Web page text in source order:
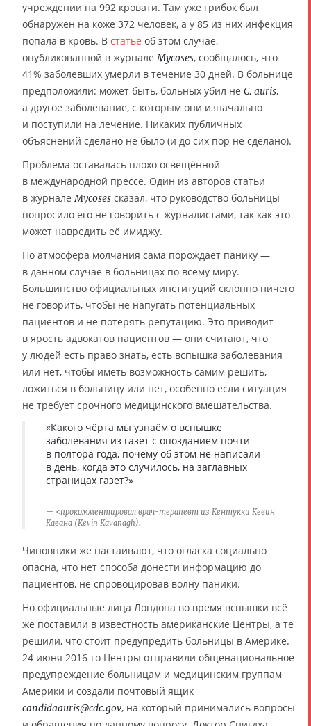
учреждении на 992 кровати. Там уже грибок был
обнаружен на коже 372 человек, а у 85 из них инфекция
попала в кровь. В статье об этом случае,
опубликованной в журналеMycoses, сообщалось, что
41% заболевших умерли в течение 30 дней. В больнице
предположили: может быть, больных убил не C. auris,
а другое заболевание, с которым они изначально
и поступили на лечение. Никаких публичных
объяснений сделано не было (и до сих пор не сделано).
Проблема оставалась плохо освещённой
в международной прессе. Один из авторов статьи
в журналеMycoses сказал, что руководство больницы
попросило его не говорить с журналистами, так как это
может навредить её имиджу.
Но атмосфера молчания сама порождает панику —
в данном случае в больницах по всему миру.
Большинство официальных институций склонно ничего
не говорить, чтобы не напугать потенциальных
пациентов и не потерять репутацию. Это приводит
в ярость адвокатов пациентов — они считают, что
у людей есть право знать, есть вспышка заболевания
или нет, чтобы иметь возможность самим решить,
ложиться в больницу или нет, особенно если ситуация
не требует срочного медицинского вмешательства.
«Какого чёрта мы узнаём о вспышке
заболевания из газет с опозданием почти
в полтора года, почему об этом не написали
в день, когда это случилось, на заглавных
страницах газет?»
<прокомментировал врач-терапевт из Кентукки Кевин
Кавана (Kevin Kavanagh).
Чиновники же настаивают, что огласка социально
опасна, что нет способа донести информацию до
пациентов, не спровоцировав волну паники.
Но официальные лица Лондона во время вспышки всё
же поставили в известность американские Центры, а те
решили, что стоит предупредить больницы в Америке.
24 июня 2016-го Центры отправили общенациональное
предупреждение больницам и медицинским группам
Америки и создали почтовый ящик
candidaauris@cdc.gov, на который принимались вопросы